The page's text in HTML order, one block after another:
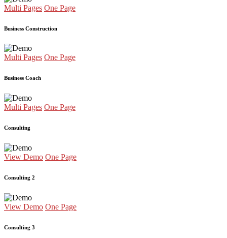
Multi Pages One Page
Business Construction
Multi Pages One Page
Business Coach
Multi Pages One Page
Consulting
View Demo One Page
Consulting 2
View Demo One Page
Consulting 3